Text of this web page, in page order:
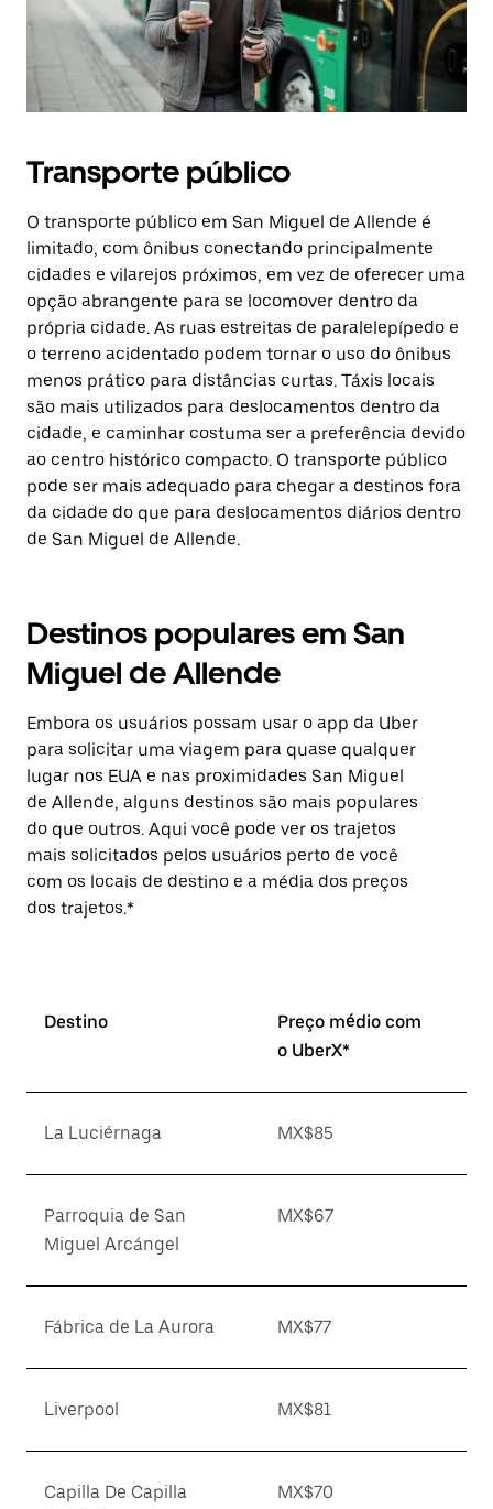
Transporte público
O transporte público em San Miguel de Allende é
limitado, com ônibus conectando principalmente
cidades e vilarejos próximos, em vez de oferecer uma
opção abrangente para se locomover dentro da
própria cidade. As ruas estreitas de paralelepípedo e
o terreno acidentado podem tornar o uso do ônibus
menos prático para distâncias curtas. Táxis locais
são mais utilizados para deslocamentos dentro da
cidade, e caminhar costuma ser a preferência devido
ao centro histórico compacto. O transporte público
pode ser mais adequado para chegar a destinos fora
da cidade do que para deslocamentos diários dentro
de San Miguel de Allende.
Destinos populares em San
Miguel de Allende
Embora os usuários possam usar o app da Uber
para solicitar uma viagem para quase qualquer
lugar nos EUA e nas proximidades San Miguel
de Allende, alguns destinos são mais populares
do que outros. Aqui você pode ver os trajetos
mais solicitados pelos usuários perto de você
com os locais de destino e a média dos preços
dos trajetos.*
Destino
Preço médio com
o UberX*
La Luciérnaga MX$85
Parroquia de San
Miguel Arcángel
MX$67
Fábrica de La Aurora MX$77
Liverpool MX$81
Capilla De Capilla
MX$70